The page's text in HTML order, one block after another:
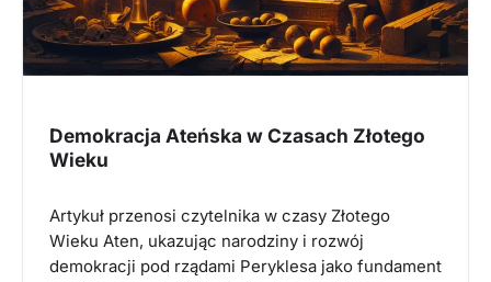
Demokracja Ateńska w Czasach Złotego
Wieku
Artykuł przenosi czytelnika w czasy Złotego
Wieku Aten, ukazując narodziny i rozwój
demokracji pod rządami Peryklesa jako fundament